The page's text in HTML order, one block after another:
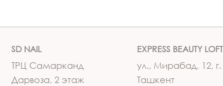
SD NAIL
ТРЦ Самарканд
Дарвоза, 2 этаж
EXPRESS BEAUTY LOFT
ул., Мирабад, 12, г.
Ташкент